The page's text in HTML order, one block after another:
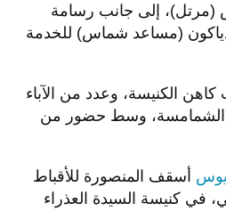
(مرتل)، إلى جانب رسامة
(مساعد شماس) للخدمة
الكنيسة، وعدد من الآباء
الشمامسة، وسط حضور من
أسقف المنصورة للأقباط
في كنيسة السيدة العذراء